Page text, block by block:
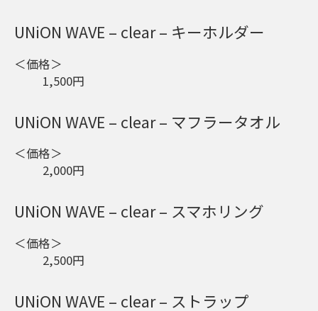
UNiON WAVE – clear – キーホルダー
＜価格＞
1,500円
UNiON WAVE – clear – マフラータオル
＜価格＞
2,000円
UNiON WAVE – clear – スマホリング
＜価格＞
2,500円
UNiON WAVE – clear – ストラップ